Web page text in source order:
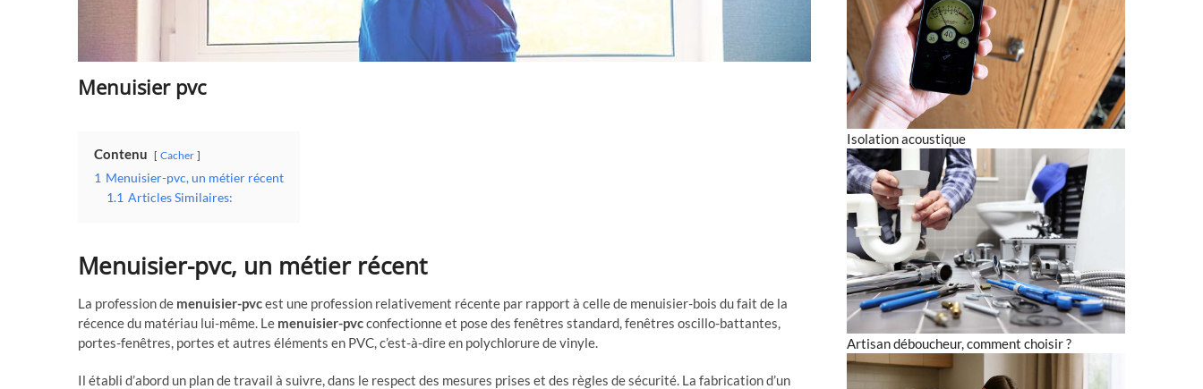
Menuisier pvc
Contenu Cacher
1 Menuisier-pvc, un métier récent
1.1 Articles Similaires:
Menuisier-pvc, un métier récent
La profession de menuisier-pvcest une profession relativement récente par rapport à celle de menuisier-bois du fait de la
récence du matériau lui-même. Le menuisier-pvcconfectionne et pose des fenêtres standard, fenêtres oscillo-battantes,
portes-fenêtres, portes et autres éléments en PVC, c’est-à-dire en polychlorure de vinyle.
Il établi d’abord un plan de travail à suivre, dans le respect des mesures prises et des règles de sécurité. La fabrication d’un
Isolation acoustique
Artisan déboucheur, comment choisir ?